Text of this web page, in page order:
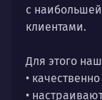
с
клиентами.
Для этого
•
•